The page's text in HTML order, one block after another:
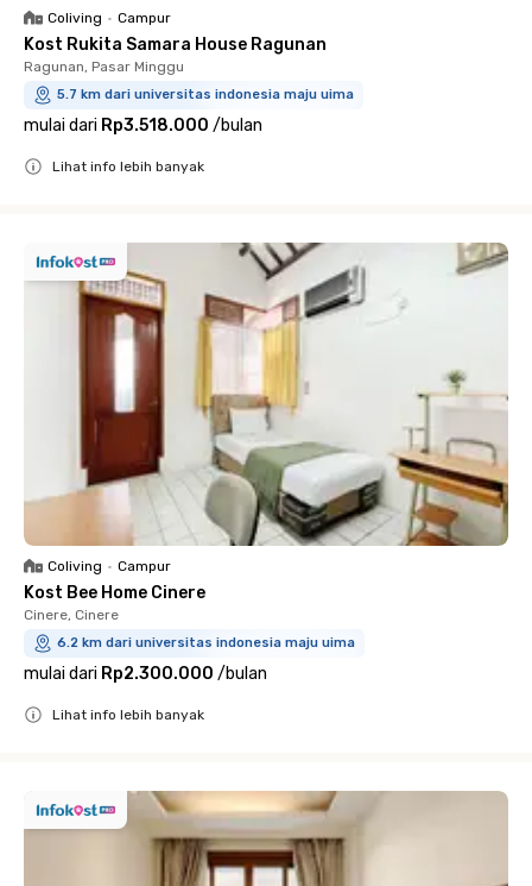
Coliving • Campur
Kost Rukita Samara House Ragunan
Ragunan, Pasar Minggu
5.7 km dari universitas indonesia maju uima
mulai dari Rp3.518.000 /bulan
Lihat info lebih banyak
Coliving • Campur
Kost Bee Home Cinere
Cinere, Cinere
6.2 km dari universitas indonesia maju uima
mulai dari Rp2.300.000 /bulan
Lihat info lebih banyak